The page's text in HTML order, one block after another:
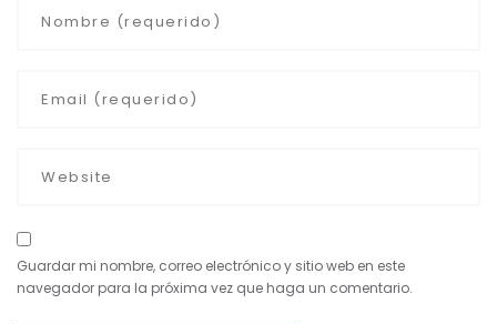
Guardar mi nombre, correo electrónico y sitio web en este
navegador para la próxima vez que haga un comentario.